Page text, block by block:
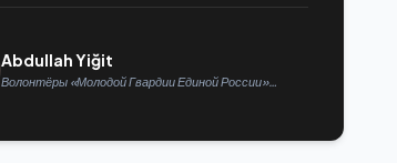
Abdullah Yiğit
Волонтёры «Молодой Гвардии Единой России»